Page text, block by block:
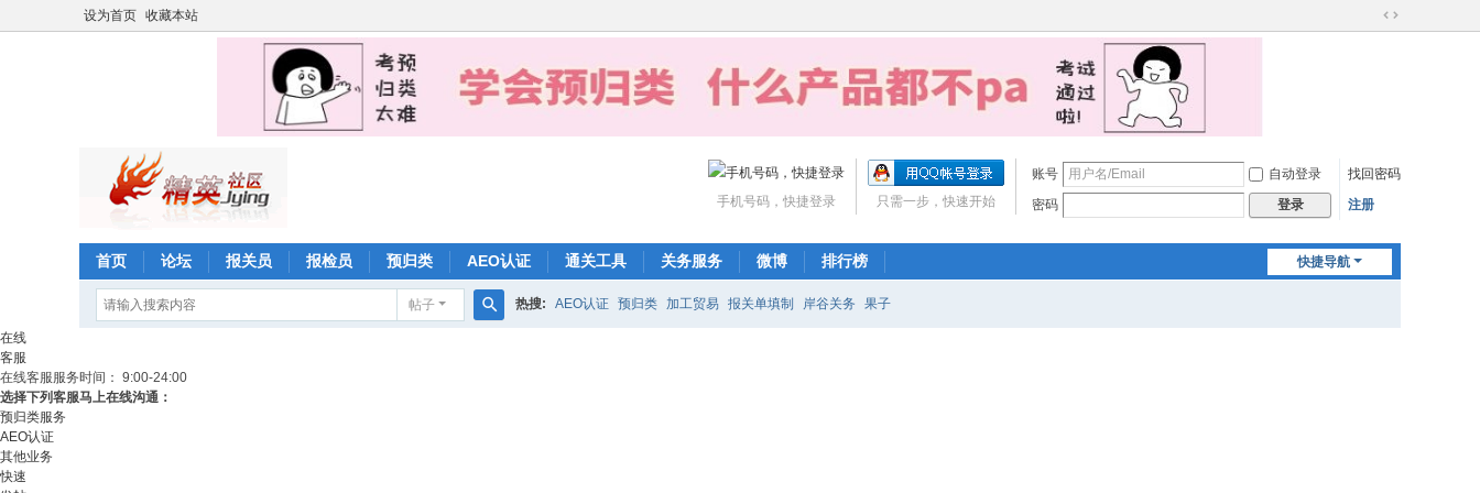
设为首页 收藏本站
切
账号 自动登录
找回密码
密码
登录 注册
只需一步，快速开始
手机号码，快捷登录
快捷导航
首页 论坛 报关员 报检员 预归类 AEO认证 通关工具 关务服务 微博 排行榜
帖子 热搜: AEO认证 预归类 加工贸易 报关单填制 岸谷关务 果子
在线
客服
在线客服服务时间： 9:00-24:00
选择下列客服马上在线沟通：
预归类服务
AEO认证
其他业务
快速